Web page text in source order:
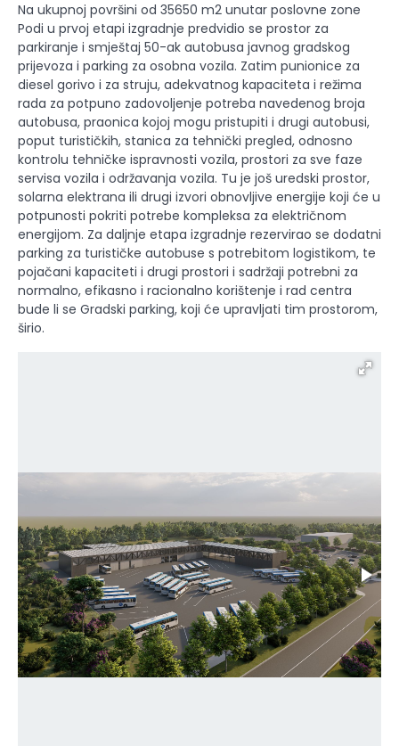
Na ukupnoj površini od 35650 m2 unutar poslovne zone
Podi u prvoj etapi izgradnje predvidio se prostor za
parkiranje i smještaj 50-ak autobusa javnog gradskog
prijevoza i parking za osobna vozila. Zatim punionice za
diesel gorivo i za struju, adekvatnog kapaciteta i režima
rada za potpuno zadovoljenje potreba navedenog broja
autobusa, praonica kojoj mogu pristupiti i drugi autobusi,
poput turističkih, stanica za tehnički pregled, odnosno
kontrolu tehničke ispravnosti vozila, prostori za sve faze
servisa vozila i održavanja vozila. Tu je još uredski prostor,
solarna elektrana ili drugi izvori obnovljive energije koji će u
potpunosti pokriti potrebe kompleksa za električnom
energijom. Za daljnje etapa izgradnje rezervirao se dodatni
parking za turističke autobuse s potrebitom logistikom, te
pojačani kapaciteti i drugi prostori i sadržaji potrebni za
normalno, efikasno i racionalno korištenje i rad centra
bude li se Gradski parking, koji će upravljati tim prostorom,
širio.